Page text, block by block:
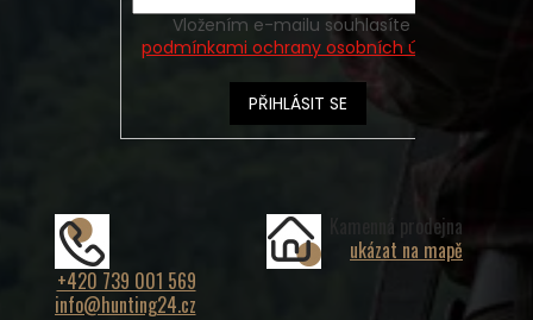
podmínkami ochrany osobních údajů
PŘIHLÁSIT SE
+420 739 001 569
info@hunting24.cz
Kamenná prodejna
ukázat na mapě